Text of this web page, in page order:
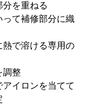
を重ねる
って補修部分に織
で溶ける専用の
調整
イロンを当てて